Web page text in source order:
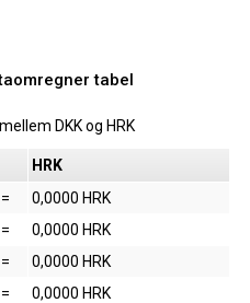
tabel
DKKog HRK
HRK
=
0,0000 HRK
=
0,0000 HRK
=
0,0000 HRK
=
0,0000 HRK